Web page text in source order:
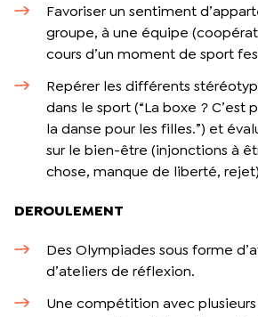
Favoriser un sentiment
groupe, à une équipe
cours d’un moment de sport
Repérer les différents
dans le sport (“La boxe ? C’est
la danse pour les filles.”) et
sur le bien-être (injonctions à
chose, manque de liberté,
DEROULEMENT
Des Olympiades sous forme
d’ateliers de réflexion.
Une compétition avec